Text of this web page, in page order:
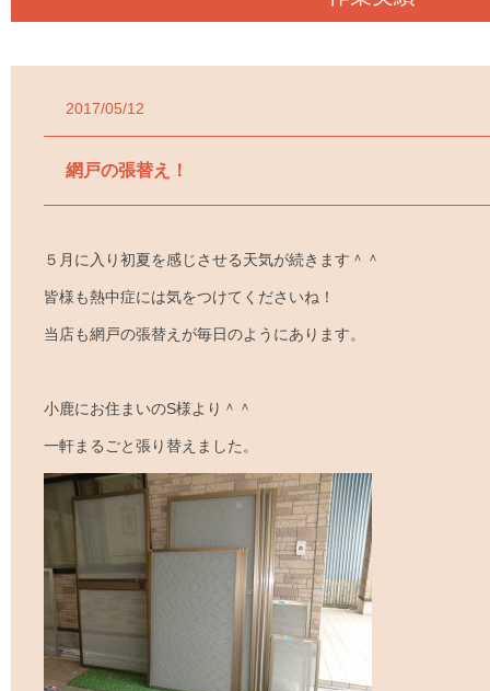
2017/05/12
網戸の張替え！
５月に入り初夏を感じさせる天気が続きます＾＾
皆様も熱中症には気をつけてくださいね！
当店も網戸の張替えが毎日のようにあります。
小鹿にお住まいのS様より＾＾
一軒まるごと張り替えました。